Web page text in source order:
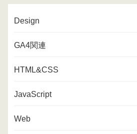
Design
GA4関連
HTML&CSS
JavaScript
Web